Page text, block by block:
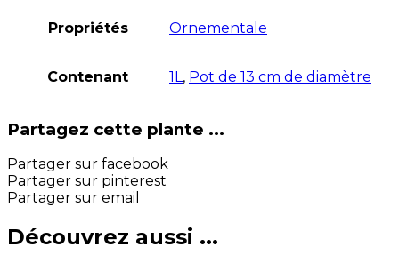
Propriétés Ornementale
Contenant 1L, Pot de 13 cm de diamètre
Partagez cette plante ...
Partager sur facebook
Partager sur pinterest
Partager sur email
Découvrez aussi ...